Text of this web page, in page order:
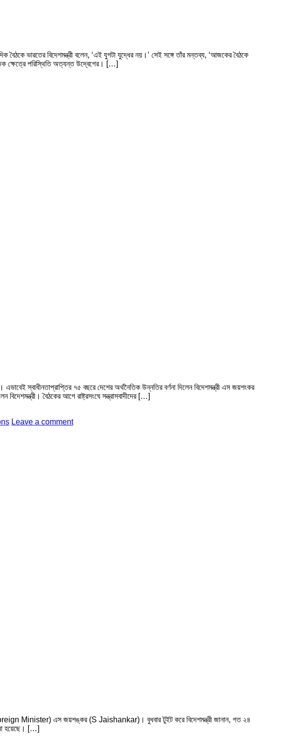
ভারতের বিদেশমন্ত্রী বলেন, ‘এই যুগটা যুদ্ধের নয়।’ সেই সঙ্গে তাঁর মন্তব্য, ‘আজকের বৈঠকে
ক্ষেত্রে পরিস্থিতি অত্যন্ত উদ্বেগের। […]
স্বাধীনতাপ্রাপ্তির ৭৫ বছরে দেশের অর্থনৈতিক উন্নতির বর্ণনা দিলেন বিদেশমন্ত্রী এস জয়শংকর
বৈঠকের আগে রাষ্ট্রসংঘে সন্ত্রাসবাদীদের […]
Leave a comment
(Foreign Minister) এস জয়শঙ্কর (S Jaishankar)। বুধবার টুইট করে বিদেশমন্ত্রী জানান, গত ২৪
হয়েছে। […]